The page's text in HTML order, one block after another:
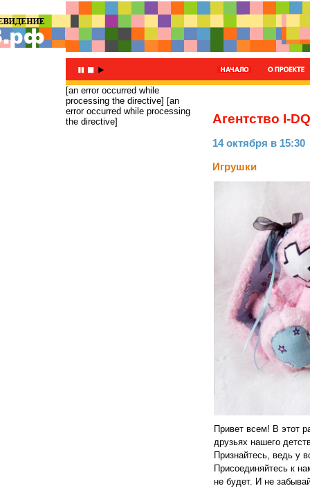
[an error occurred while
processing the directive] [an
error occurred while processing
the directive]
Агентство I-DQ
14 октября в 15:30
Игрушки
Привет всем! В этот
друзьях нашего
Признайтесь, ведь у
Присоединяйтесь к
не будет. И не